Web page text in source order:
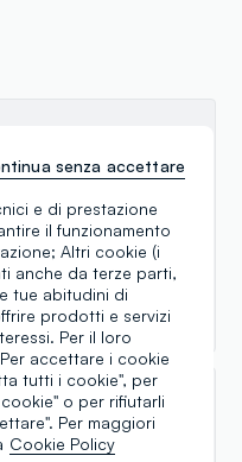
brava ragazza /
Mi sfugge il
di Patti. Brava!!!!!! ....
abbigliamento
e di prestazione
il funzionamento
Altri cookie (i
anche da terze parti,
tue abitudini di
prodotti e servizi
Per il loro
accettare i cookie
tutti i cookie", per
o per rifiutarli
Per maggiori
Cookie Policy
senza accettare